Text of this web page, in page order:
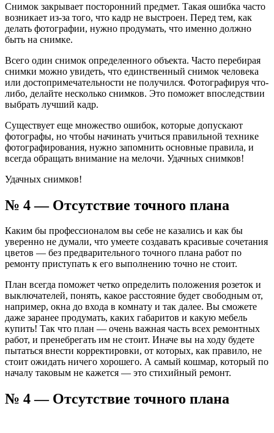
Снимок закрывает посторонний предмет. Такая ошибка часто
возникает из-за того, что кадр не выстроен. Перед тем, как
делать фотографии, нужно продумать, что именно должно
быть на снимке.
Всего один снимок определенного объекта. Часто перебирая
снимки можно увидеть, что единственный снимок человека
или достопримечательности не получился. Фотографируя что-
либо, делайте несколько снимков. Это поможет впоследствии
выбрать лучший кадр.
Существует еще множество ошибок, которые допускают
фотографы, но чтобы начинать учиться правильной технике
фотографирования, нужно запомнить основные правила, и
всегда обращать внимание на мелочи. Удачных снимков!
Удачных снимков!
№ 4 — Отсутствие точного плана
Каким бы профессионалом вы себе не казались и как бы
уверенно не думали, что умеете создавать красивые сочетания
цветов — без предварительного точного плана работ по
ремонту приступать к его выполнению точно не стоит.
План всегда поможет четко определить положения розеток и
выключателей, понять, какое расстояние будет свободным от,
например, окна до входа в комнату и так далее. Вы сможете
даже заранее продумать, каких габаритов и какую мебель
купить! Так что план — очень важная часть всех ремонтных
работ, и пренебрегать им не стоит. Иначе вы на ходу будете
пытаться внести корректировки, от которых, как правило, не
стоит ожидать ничего хорошего. А самый кошмар, который по
началу таковым не кажется — это стихийный ремонт.
№ 4 — Отсутствие точного плана